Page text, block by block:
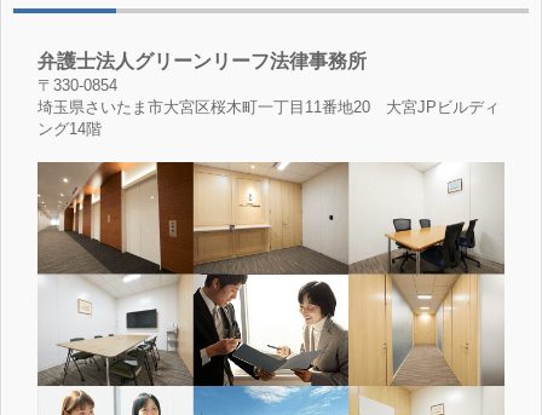
弁護士法人グリーンリーフ法律事務所
〒330-0854
埼玉県さいたま市大宮区桜木町一丁目11番地20 大宮JPビルディ
ング14階